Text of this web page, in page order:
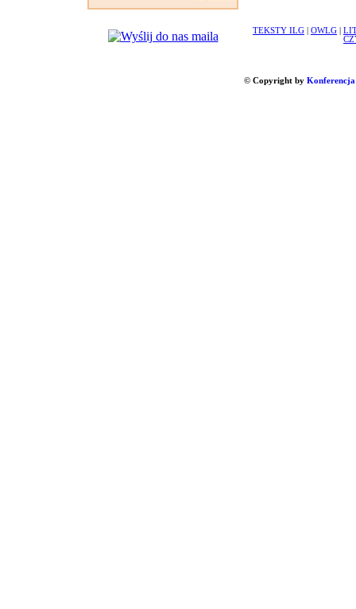
TEKSTY ILG OWLG
© Copyright by Konferencja